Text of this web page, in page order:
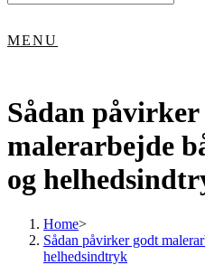
for:
MENU
Sådan
malerarbejde
og
Home>
Sådan påvirker godt
helhedsindtryk